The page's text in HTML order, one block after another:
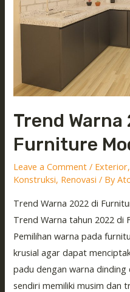
Trend Warna
Furniture
Leave a Comment / Exterior,
Konstruksi, Renovasi / By
Trend Warna 2022 di
Trend Warna tahun 2022 di
Pemilihan warna pada
krusial agar dapat
padu dengan warna dinding
sendiri memiliki musim dan